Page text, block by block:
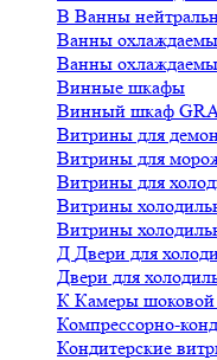
В Ванны
Ванны
Ванны
Винные шкафы
Винный шкаф
Витрины для
Витрины для
Витрины для
Витрины
Витрины
Д Двери для
Двери для
К Камеры шоковой
Компрессорно-
Кондитерские